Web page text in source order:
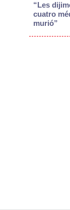
“Les
cuatro
murió”